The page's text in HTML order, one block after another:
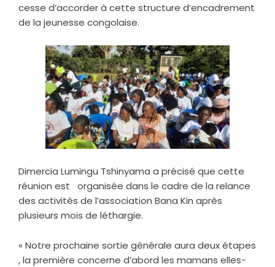
cesse d’accorder à cette structure d’encadrement
de la jeunesse congolaise.
Dimercia Lumingu Tshinyama a précisé que cette
réunion est organisée dans le cadre de la relance
des activités de l’association Bana Kin après
plusieurs mois de léthargie.
« Notre prochaine sortie générale aura deux étapes
, la première concerne d’abord les mamans elles-